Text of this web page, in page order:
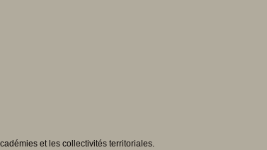
et les collectivités territoriales.